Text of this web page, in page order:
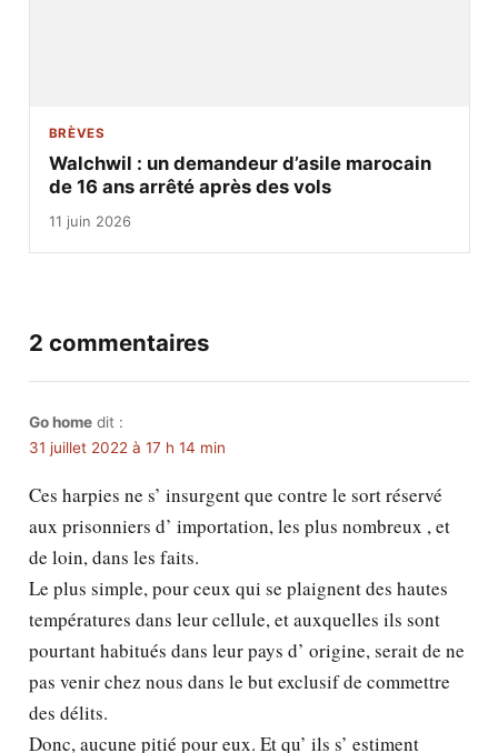
BRÈVES
Walchwil : un demandeur d’asile marocain
de 16 ans arrêté après des vols
11 juin 2026
2 commentaires
Go home dit :
31 juillet 2022 à 17 h 14 min
Ces harpies ne s’ insurgent que contre le sort réservé
aux prisonniers d’ importation, les plus nombreux , et
de loin, dans les faits.
Le plus simple, pour ceux qui se plaignent des hautes
températures dans leur cellule, et auxquelles ils sont
pourtant habitués dans leur pays d’ origine, serait de ne
pas venir chez nous dans le but exclusif de commettre
des délits.
Donc, aucune pitié pour eux. Et qu’ ils s’ estiment